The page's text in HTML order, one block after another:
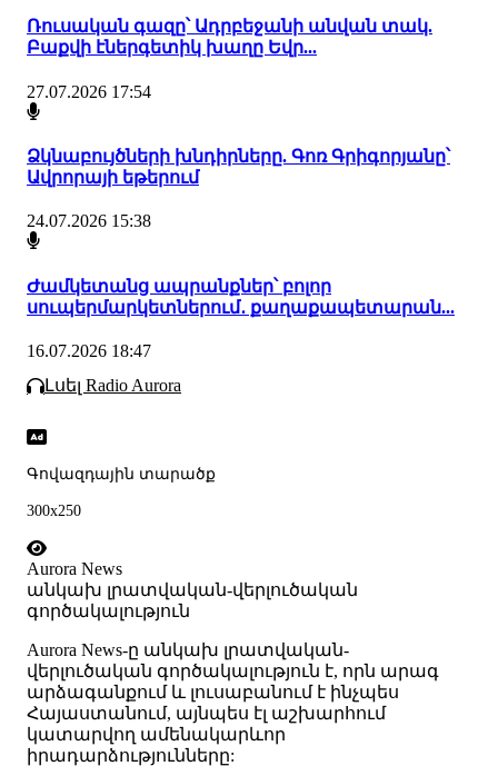
Ռուսական գազը՝ Ադրբեջանի անվան տակ.
Բաքվի էներգետիկ խաղը Եվր...
27.07.2026 17:54
Ձկնաբույծների խնդիրները. Գոռ Գրիգորյանը՝
Ավրորայի եթերում
24.07.2026 15:38
Ժամկետանց ապրանքներ՝ բոլոր
սուպերմարկետներում․ քաղաքապետարան...
16.07.2026 18:47
Լսել Radio Aurora
Գովազդային տարածք
300x250
Aurora News
անկախ լրատվական-վերլուծական
գործակալություն
Аurora News-ը անկախ լրատվական-
վերլուծական գործակալություն է, որն արագ
արձագանքում և լուսաբանում է ինչպես
Հայաստանում, այնպես էլ աշխարհում
կատարվող ամենակարևոր
իրադարձությունները: